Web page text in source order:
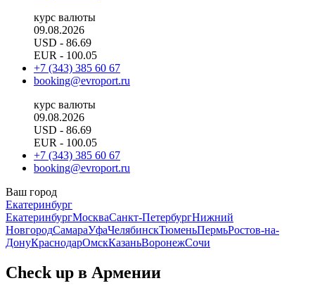
курс валюты
09.08.2026
USD - 86.69
EUR - 100.05
+7 (343) 385 60 67
booking@evroport.ru
курс валюты
09.08.2026
USD - 86.69
EUR - 100.05
+7 (343) 385 60 67
booking@evroport.ru
Ваш город
Екатеринбург
ЕкатеринбургМоскваСанкт-ПетербургНижний
НовгородСамараУфаЧелябинскТюменьПермьРостов-на-
ДонуКраснодарОмскКазаньВоронежСочи
Check up в Армении